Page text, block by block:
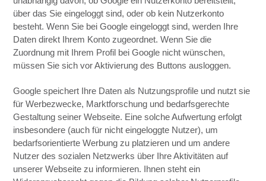
über das Sie eingeloggt sind, oder ob kein Nutzerkonto
besteht. Wenn Sie bei Google eingeloggt sind, werden Ihre
Daten direkt Ihrem Konto zugeordnet. Wenn Sie die
Zuordnung mit Ihrem Profil bei Google nicht wünschen,
müssen Sie sich vor Aktivierung des Buttons ausloggen.
Google speichert Ihre Daten als Nutzungsprofile und nutzt sie
für Werbezwecke, Marktforschung und bedarfsgerechte
Gestaltung seiner Webseite. Eine solche Aufwertung erfolgt
insbesondere (auch für nicht eingeloggte Nutzer), um
bedarfsorientierte Werbung zu platzieren und um andere
Nutzer des sozialen Netzwerks über Ihre Aktivitäten auf
unserer Webseite zu informieren. Ihnen steht ein